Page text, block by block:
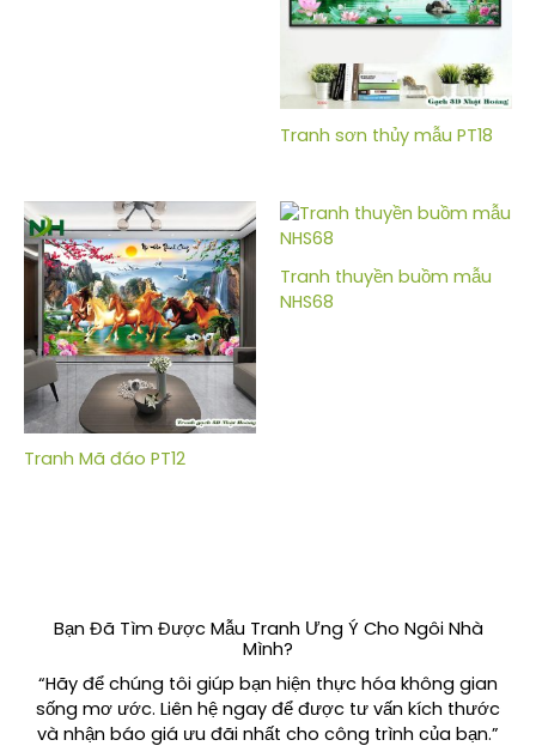
Tranh sơn thủy mẫu PT18
Tranh Mã đáo PT12
Tranh thuyền buồm mẫu
NHS68
Bạn Đã Tìm Được Mẫu Tranh Ưng Ý Cho Ngôi Nhà
Mình?
“Hãy để chúng tôi giúp bạn hiện thực hóa không gian
sống mơ ước. Liên hệ ngay để được tư vấn kích thước
và nhận báo giá ưu đãi nhất cho công trình của bạn.”